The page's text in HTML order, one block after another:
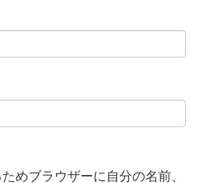
めブラウザーに自分の名前、